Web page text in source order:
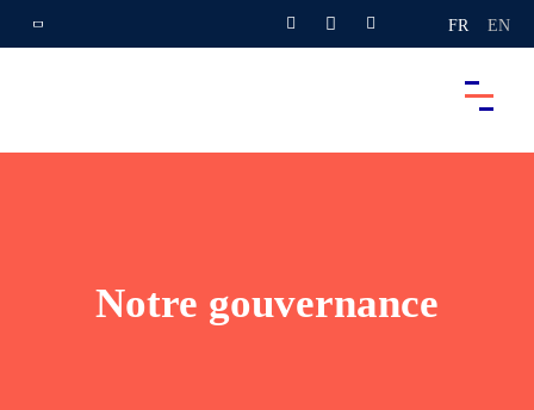
FR EN
Notre gouvernance